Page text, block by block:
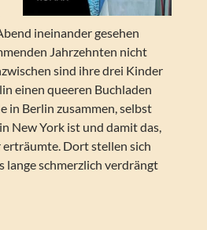
ineinander gesehen
Jahrzehnten nicht
sind ihre drei Kinder
einen queeren Buchladen
in Berlin zusammen, selbst
New York ist und damit das,
erträumte. Dort stellen sich
lange schmerzlich verdrängt